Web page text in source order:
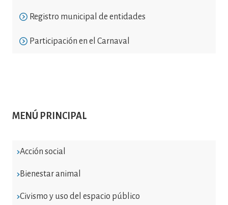
MENÚ PRINCIPAL
Acción social
Bienestar animal
Civismo y uso del espacio público
Registro municipal de entidades
Participación en el Carnaval